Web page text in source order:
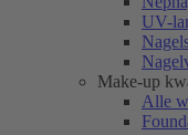
UV-
Make-up
Alle